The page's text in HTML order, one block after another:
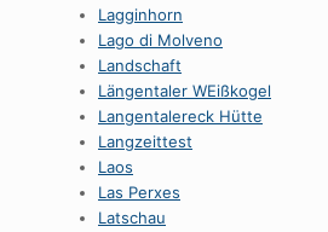
Lagginhorn
Lago di Molveno
Landschaft
Längentaler WEißkogel
Langentalereck Hütte
Langzeittest
Laos
Las Perxes
Latschau